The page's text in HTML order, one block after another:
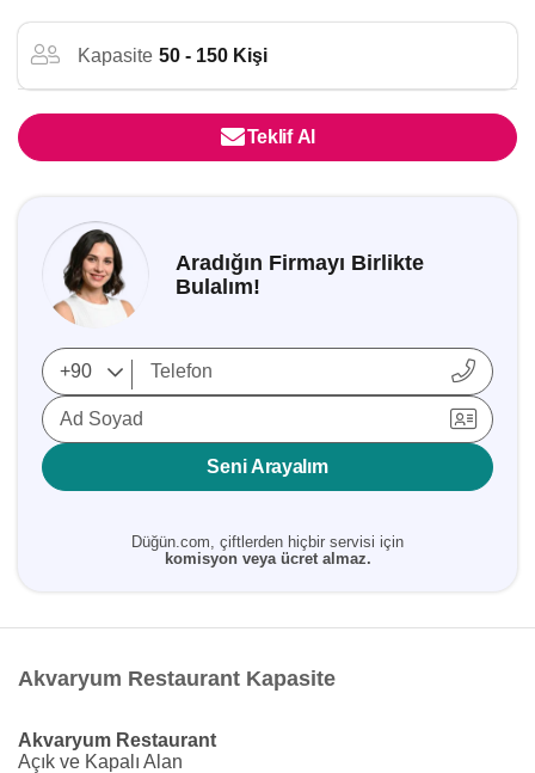
Kapasite 50 - 150 Kişi
Teklif Al
Aradığın Firmayı Birlikte
Bulalım!
Ad Soyad
Seni Arayalım
Düğün.com, çiftlerden hiçbir servisi için
komisyon veya ücret almaz.
Akvaryum Restaurant Kapasite
Akvaryum Restaurant
Açık ve Kapalı Alan